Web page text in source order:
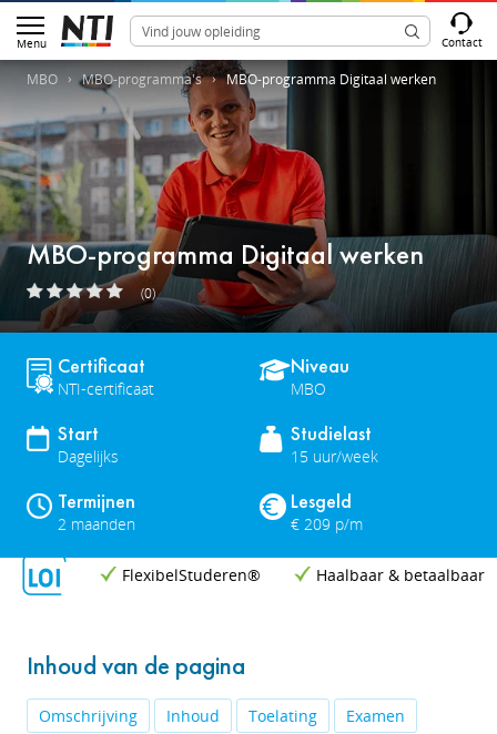
Menu Contact
MBO MBO-programma's MBO-programma Digitaal werken
MBO-programma Digitaal werken
(0)
Certificaat
NTI-certificaat
Niveau
MBO
Start
Dagelijks
Studielast
15 uur/week
Termijnen
2 maanden
Lesgeld
€ 209 p/m
FlexibelStuderen® Haalbaar & betaalbaar
Inhoud van de pagina
Omschrijving Inhoud Toelating Examen